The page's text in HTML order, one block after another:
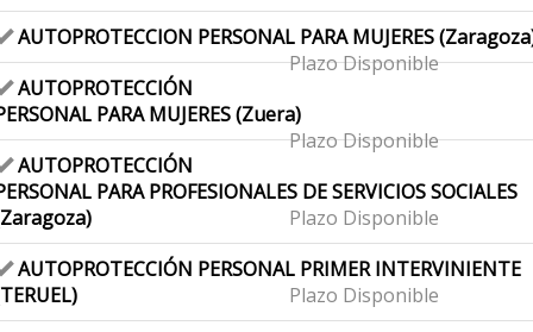
AUTOPROTECCION PERSONAL PARA MUJERES
Plazo Disponible
AUTOPROTECCIÓN
PARA MUJERES (Zuera)
Plazo Disponible
AUTOPROTECCIÓN
PARA PROFESIONALES DE SERVICIOS SOCIALES
Plazo Disponible
AUTOPROTECCIÓN PERSONAL PRIMER INTERVINIENTE
Plazo Disponible